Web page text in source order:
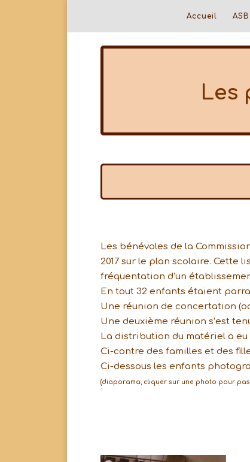
Accueil ASB
Les
Les bénévoles de la
2017 sur le plan scolaire. Cette
fréquentation d’un
En tout 32 enfants étaient
Une réunion de concertation
Une deuxième réunion s’est
La distribution du matériel a eu
Ci-contre des familles et des
Ci-dessous les enfants
(diaporama, cliquer sur une photo pour